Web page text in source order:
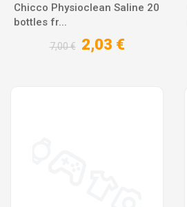
Chicco Physioclean Saline 20
bottles fr...
7,00 € 2,03 €